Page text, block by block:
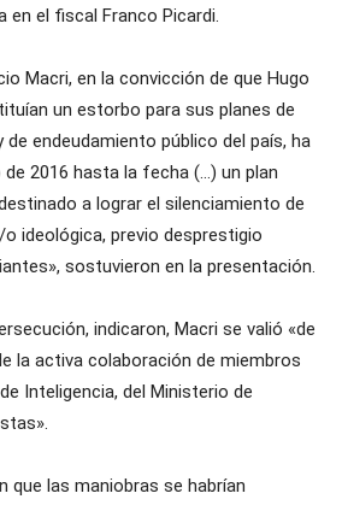
en el fiscal Franco Picardi.
Macri, en la convicción de que Hugo
un estorbo para sus planes de
de endeudamiento público del país, ha
2016 hasta la fecha (…) un plan
a lograr el silenciamiento de
ideológica, previo desprestigio
sostuvieron en la presentación.
indicaron, Macri se valió «de
la activa colaboración de miembros
Inteligencia, del Ministerio de
que las maniobras se habrían